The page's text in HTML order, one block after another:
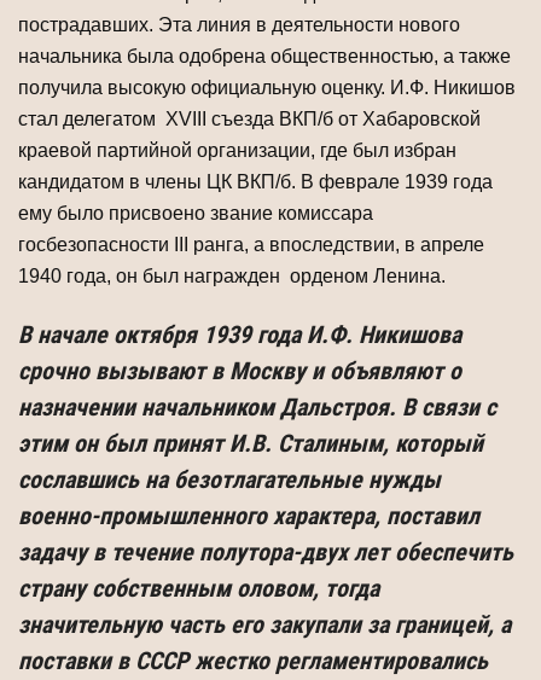
пострадавших. Эта линия в деятельности нового
начальника была одобрена общественностью, а также
получила высокую официальную оценку. И.Ф. Никишов
стал делегатом ХVIII съезда ВКП/б от Хабаровской
краевой партийной организации, где был избран
кандидатом в члены ЦК ВКП/б. В феврале 1939 года
ему было присвоено звание комиссара
госбезопасности III ранга, а впоследствии, в апреле
1940 года, он был награжден орденом Ленина.
В начале октября 1939 года И.Ф. Никишова
срочно вызывают в Москву и объявляют о
назначении начальником Дальстроя. В связи с
этим он был принят И.В. Сталиным, который
сославшись на безотлагательные нужды
военно-промышленного характера, поставил
задачу в течение полутора-двух лет обеспечить
страну собственным оловом, тогда
значительную часть его закупали за границей, а
поставки в СССР жестко регламентировались